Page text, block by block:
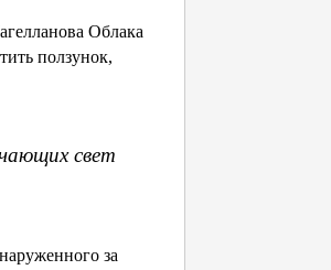
Облака
ползунок,
свет
за